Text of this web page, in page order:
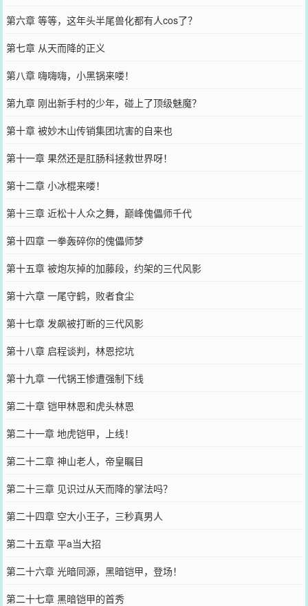
第六章 等等，这年头半尾兽化都有人cos了？
第七章 从天而降的正义
第八章 嗨嗨嗨，小黑锅来喽！
第九章 刚出新手村的少年，碰上了顶级魅魔？
第十章 被妙木山传销集团坑害的自来也
第十一章 果然还是肛肠科拯救世界呀！
第十二章 小冰棍来喽！
第十三章 近松十人众之舞，巅峰傀儡师千代
第十四章 一拳轰碎你的傀儡师梦
第十五章 被炮灰掉的加藤段，约架的三代风影
第十六章 一尾守鹤，败者食尘
第十七章 发飙被打断的三代风影
第十八章 启程谈判，林恩挖坑
第十九章 一代锅王惨遭强制下线
第二十章 铠甲林恩和虎头林恩
第二十一章 地虎铠甲，上线！
第二十二章 神山老人，帝皇瞩目
第二十三章 见识过从天而降的掌法吗？
第二十四章 空大小王子，三秒真男人
第二十五章 平a当大招
第二十六章 光暗同源，黑暗铠甲，登场！
第二十七章 黑暗铠甲的首秀